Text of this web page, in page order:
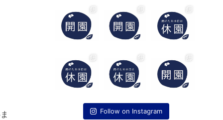
Follow on Instagram